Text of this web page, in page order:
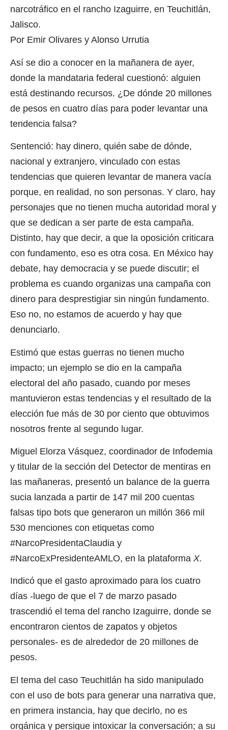
narcotráfico en el rancho Izaguirre, en Teuchitlán,
Jalisco.
Por Emir Olivares y Alonso Urrutia
Así se dio a conocer en la mañanera de ayer,
donde la mandataria federal cuestionó: alguien
está destinando recursos. ¿De dónde 20 millones
de pesos en cuatro días para poder levantar una
tendencia falsa?
Sentenció: hay dinero, quién sabe de dónde,
nacional y extranjero, vinculado con estas
tendencias que quieren levantar de manera vacía
porque, en realidad, no son personas. Y claro, hay
personajes que no tienen mucha autoridad moral y
que se dedican a ser parte de esta campaña.
Distinto, hay que decir, a que la oposición criticara
con fundamento, eso es otra cosa. En México hay
debate, hay democracia y se puede discutir; el
problema es cuando organizas una campaña con
dinero para desprestigiar sin ningún fundamento.
Eso no, no estamos de acuerdo y hay que
denunciarlo.
Estimó que estas guerras no tienen mucho
impacto; un ejemplo se dio en la campaña
electoral del año pasado, cuando por meses
mantuvieron estas tendencias y el resultado de la
elección fue más de 30 por ciento que obtuvimos
nosotros frente al segundo lugar.
Miguel Elorza Vásquez, coordinador de Infodemia
y titular de la sección del Detector de mentiras en
las mañaneras, presentó un balance de la guerra
sucia lanzada a partir de 147 mil 200 cuentas
falsas tipo bots que generaron un millón 366 mil
530 menciones con etiquetas como
#NarcoPresidentaClaudia y
#NarcoExPresidenteAMLO, en la plataforma X.
Indicó que el gasto aproximado para los cuatro
días -luego de que el 7 de marzo pasado
trascendió el tema del rancho Izaguirre, donde se
encontraron cientos de zapatos y objetos
personales- es de alrededor de 20 millones de
pesos.
El tema del caso Teuchitlán ha sido manipulado
con el uso de bots para generar una narrativa que,
en primera instancia, hay que decirlo, no es
orgánica y persigue intoxicar la conversación; a su